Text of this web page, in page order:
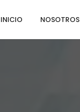
INICIO NOSOTROS